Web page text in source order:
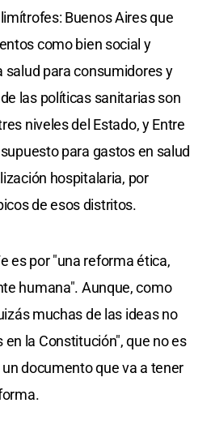
Buenos Aires que
como bien social y
salud para consumidores y
las políticas sanitarias son
niveles del Estado, y Entre
para gastos en salud
hospitalaria, por
de esos distritos.
es por "una reforma ética,
humana". Aunque, como
muchas de las ideas no
la Constitución", que no es
documento que va a tener